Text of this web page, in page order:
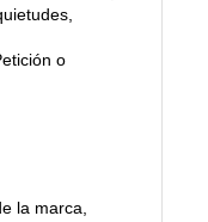
o
la marca,